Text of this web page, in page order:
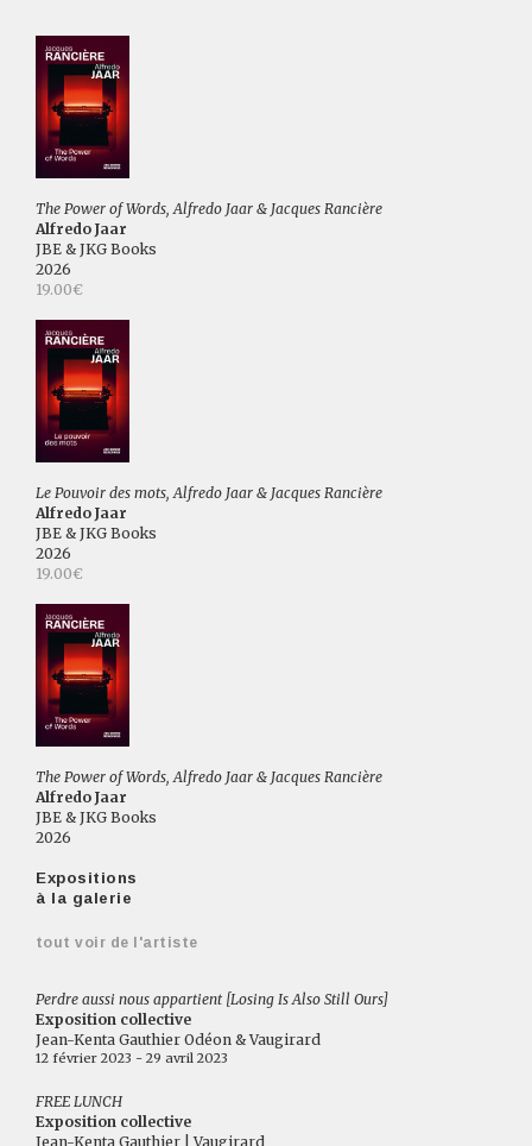
The Power of Words, Alfredo Jaar & Jacques Rancière
Alfredo Jaar
JBE & JKG Books
2026
19.00€
Le Pouvoir des mots, Alfredo Jaar & Jacques Rancière
Alfredo Jaar
JBE & JKG Books
2026
19.00€
The Power of Words, Alfredo Jaar & Jacques Rancière
Alfredo Jaar
JBE & JKG Books
2026
Expositions
à la galerie
tout voir de l'artiste
Perdre aussi nous appartient [Losing Is Also Still Ours]
Exposition collective
Jean-Kenta Gauthier Odéon & Vaugirard
12 février 2023 - 29 avril 2023
FREE LUNCH
Exposition collective
Jean-Kenta Gauthier | Vaugirard